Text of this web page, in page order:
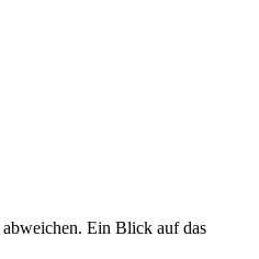
Ein Blick auf das